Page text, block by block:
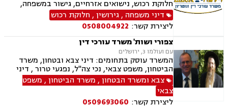
חלוקת רכוש, נישואים אזרחיים, גישור במשפחה,
ירושות וצוואות, הסכמי ממון, אפוטרופסות,
משמורת, מזונות, ייפוי כוח מתמשך, דיני עבודה,
דיני מקרקעין, תמ"א 38, מגרשים לבניה , הפקעת
קרקעות, פינוי בינוי, תכנון ובניה, עסקאות מכר דירה,
ליקויי בנייה, מיסוי נדל"ן, נדל"ן, נזיקין, לשון הרע,
תאונות דרכים, תאונות עבודה, דיני חברות, ליווי
עסקי, ליווי מיזמי סטארטאפ, קניין רוחני, רשלנות
רפואית, רשלנות רפואית - רפואת שיניים, משרד
הביטחון, נכי צה"ל, משפט צבאי
דיני משפחה ,גירושין, חלוקת רכוש
ליצירת קשר: 0508004922
צפורי ושות' משרד עורכי דין
עם ועולמו 3, ירושלים
המשרד עוסק בתחומים: דיני צבא ובטחון, משרד
הביטחון, משפט צבאי, נכי צה"ל, נפגעי טרור , דיני
ביטוח, ביטוח לאומי, דיני מקרקעין, עסקאות מכר
דירה, תמ"א 38, ייפוי כח מתמשך
צבא ומשרד הבטחון, משרד הביטחון, משפט
צבאי
ליצירת קשר: 0509693060